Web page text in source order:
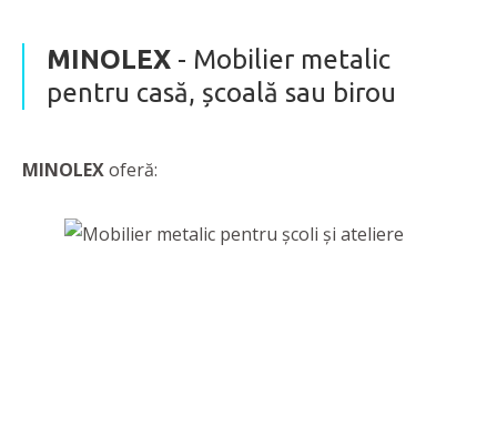
MINOLEX - Mobilier metalic
pentru casă, școală sau birou
MINOLEXoferă: